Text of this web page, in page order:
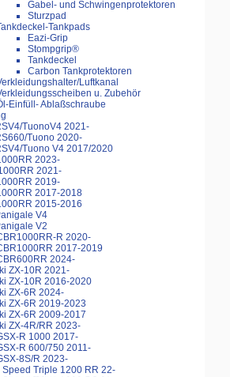
Gabel- und Schwingenprotektoren
Sturzpad
Tankpads
Eazi-Grip
Stompgrip®
Tankdeckel
Carbon Tankprotektoren
Luftkanal
u. Zubehör
Einfüll- Ablaßschraube
TuonoV4 2021-
Tuono 2020-
Tuono V4 2017/2020
2023-
2021-
2019-
2017-2018
2015-2016
V4
V2
R 2020-
2017-2019
2024-
ZX-10R 2021-
ZX-10R 2016-2020
ZX-6R 2024-
ZX-6R 2019-2023
ZX-6R 2009-2017
ZX-4R/RR 2023-
R 1000 2017-
R 600/750 2011-
8S/R 2023-
Speed Triple 1200 RR 22-